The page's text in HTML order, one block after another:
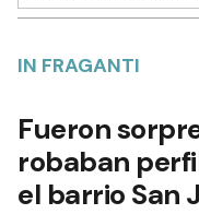
IN FRAGANTI
Fueron
robaban
el barrio San